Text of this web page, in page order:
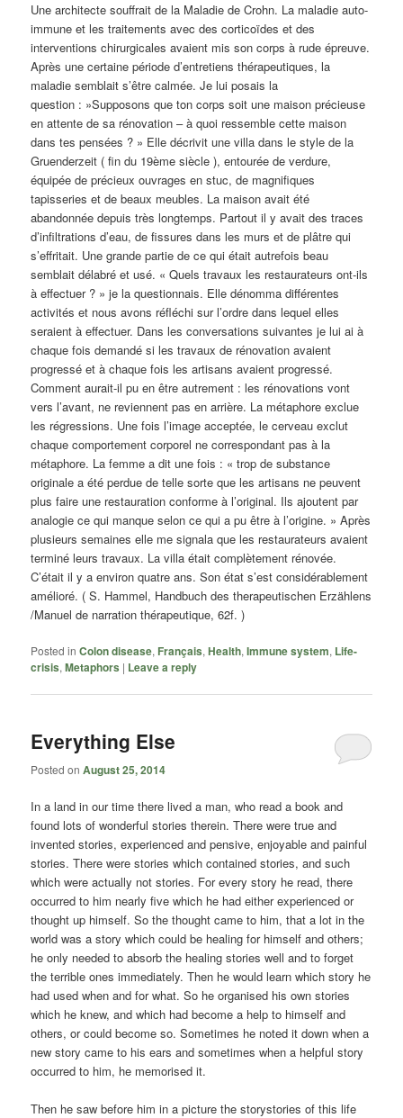
Une architecte souffrait de la Maladie de Crohn. La maladie auto-
immune et les traitements avec des corticoïdes et des
interventions chirurgicales avaient mis son corps à rude épreuve.
Après une certaine période d’entretiens thérapeutiques, la
maladie semblait s’être calmée. Je lui posais la
question : »Supposons que ton corps soit une maison précieuse
en attente de sa rénovation – à quoi ressemble cette maison
dans tes pensées ? » Elle décrivit une villa dans le style de la
Gruenderzeit ( fin du 19ème siècle ), entourée de verdure,
équipée de précieux ouvrages en stuc, de magnifiques
tapisseries et de beaux meubles. La maison avait été
abandonnée depuis très longtemps. Partout il y avait des traces
d’infiltrations d’eau, de fissures dans les murs et de plâtre qui
s’effritait. Une grande partie de ce qui était autrefois beau
semblait délabré et usé. « Quels travaux les restaurateurs ont-ils
à effectuer ? » je la questionnais. Elle dénomma différentes
activités et nous avons réfléchi sur l’ordre dans lequel elles
seraient à effectuer. Dans les conversations suivantes je lui ai à
chaque fois demandé si les travaux de rénovation avaient
progressé et à chaque fois les artisans avaient progressé.
Comment aurait-il pu en être autrement : les rénovations vont
vers l’avant, ne reviennent pas en arrière. La métaphore exclue
les régressions. Une fois l’image acceptée, le cerveau exclut
chaque comportement corporel ne correspondant pas à la
métaphore. La femme a dit une fois : « trop de substance
originale a été perdue de telle sorte que les artisans ne peuvent
plus faire une restauration conforme à l’original. Ils ajoutent par
analogie ce qui manque selon ce qui a pu être à l’origine. » Après
plusieurs semaines elle me signala que les restaurateurs avaient
terminé leurs travaux. La villa était complètement rénovée.
C’était il y a environ quatre ans. Son état s’est considérablement
amélioré. ( S. Hammel, Handbuch des therapeutischen Erzählens
/Manuel de narration thérapeutique, 62f. )
Posted in Colon disease, Français,Health,Immune system, Life-
crisis,Metaphors | Leave a reply
Everything Else
Posted onAugust 25, 2014
In a land in our time there lived a man, who read a book and
found lots of wonderful stories therein. There were true and
invented stories, experienced and pensive, enjoyable and painful
stories. There were stories which contained stories, and such
which were actually not stories. For every story he read, there
occurred to him nearly five which he had either experienced or
thought up himself. So the thought came to him, that a lot in the
world was a story which could be healing for himself and others;
he only needed to absorb the healing stories well and to forget
the terrible ones immediately. Then he would learn which story he
had used when and for what. So he organised his own stories
which he knew, and which had become a help to himself and
others, or could become so. Sometimes he noted it down when a
new story came to his ears and sometimes when a helpful story
occurred to him, he memorised it.
Then he saw before him in a picture the storystories of this life